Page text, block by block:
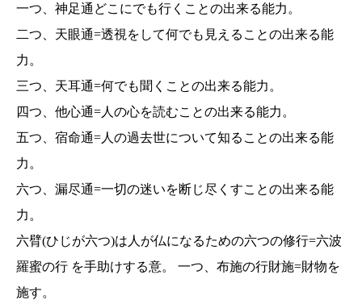
一つ、神足通どこにでも行くことの出来る能力。
二つ、天眼通=透視をして何でも見えることの出来る能
力。
三つ、天耳通=何でも聞くことの出来る能力。
四つ、他心通=人の心を読むことの出来る能力。
五つ、宿命通=人の過去世について知ることの出来る能
力。
六つ、漏尽通=一切の迷いを断じ尽くすことの出来る能
力。
六臂(ひじが六つ)は人が仏になるための六つの修行=六波
羅蜜の行 を手助けする意。 一つ、布施の行財施=財物を
施す。